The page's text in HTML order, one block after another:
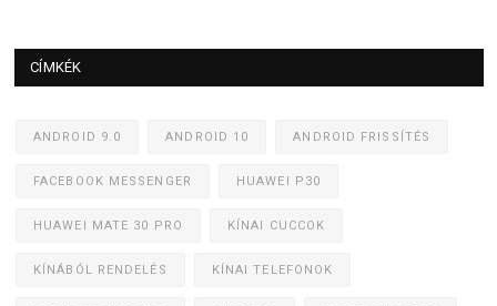
CÍMKÉK
ANDROID 9.0 ANDROID 10 ANDROID FRISSÍTÉS
FACEBOOK MESSENGER HUAWEI P30
HUAWEI MATE 30 PRO KÍNAI CUCCOK
KÍNÁBÓL RENDELÉS KÍNAI TELEFONOK